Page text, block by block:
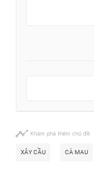
Khám phá thêm chủ đề
XÂY CẦU CÀ MAU